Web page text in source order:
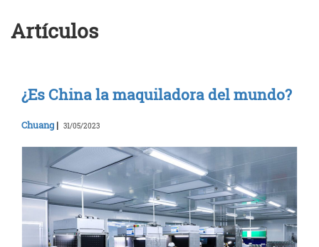
Artículos
¿Es China la maquiladora del mundo?
Chuang | 31/05/2023